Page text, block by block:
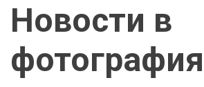
Новости в